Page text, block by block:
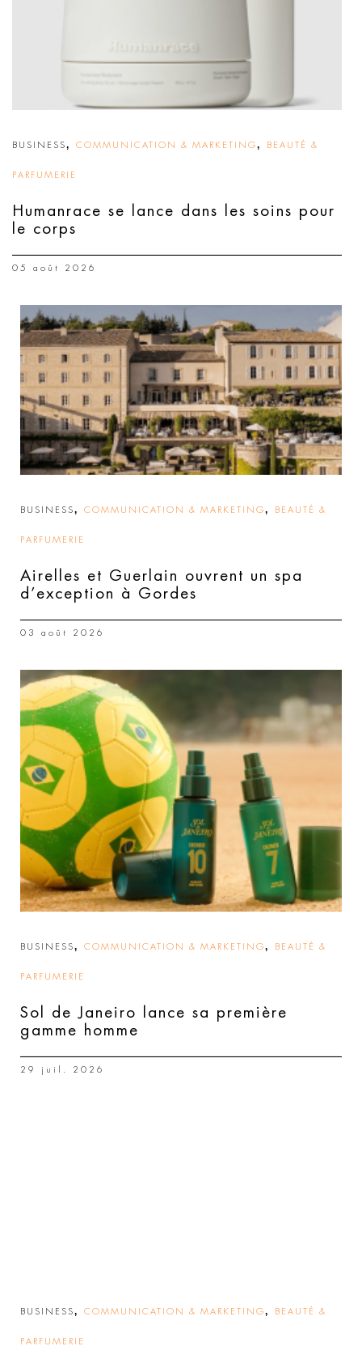
BUSINESS, COMMUNICATION & MARKETING, BEAUTÉ &
PARFUMERIE
Humanrace se lance dans les soins pour
le corps
05 août 2026
BUSINESS, COMMUNICATION & MARKETING, BEAUTÉ &
PARFUMERIE
Airelles et Guerlain ouvrent un spa
d’exception à Gordes
03 août 2026
BUSINESS, COMMUNICATION & MARKETING, BEAUTÉ &
PARFUMERIE
Sol de Janeiro lance sa première
gamme homme
29 juil. 2026
BUSINESS, COMMUNICATION & MARKETING, BEAUTÉ &
PARFUMERIE